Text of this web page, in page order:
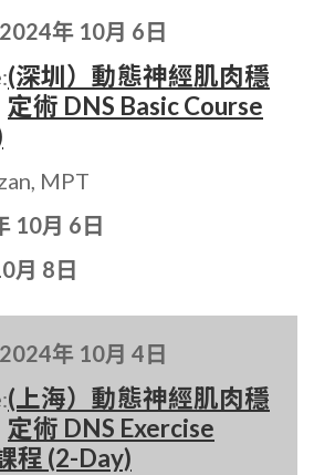
2024年 10月 6日
(深圳）動態神經肌肉穩
定術 DNS Basic Course
MPT
10月 6日
月 8日
2024年 10月 4日
(上海）動態神經肌肉穩
定術 DNS Exercise
程 (2-Day)